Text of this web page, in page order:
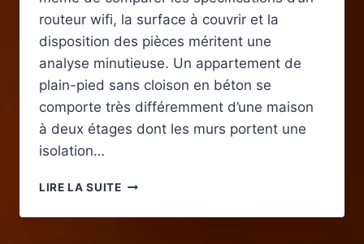
routeur wifi, la surface à couvrir et la
disposition des pièces méritent une
analyse minutieuse. Un appartement de
plain-pied sans cloison en béton se
comporte très différemment d’une maison
à deux étages dont les murs portent une
isolation…
LIRE LA SUITECOMMENT
LE